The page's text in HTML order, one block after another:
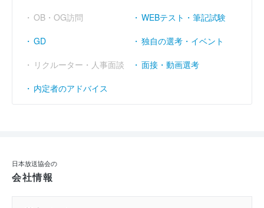
OB・OG訪問
WEBテスト・筆記試験
GD
独自の選考・イベント
リクルーター・人事面談
面接・動画選考
内定者のアドバイス
日本放送協会の
会社情報